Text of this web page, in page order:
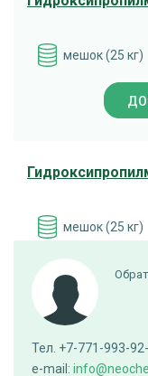
мешок (25 кг)
мешок (25 кг)
Тел. +7-771-993-
e-mail: